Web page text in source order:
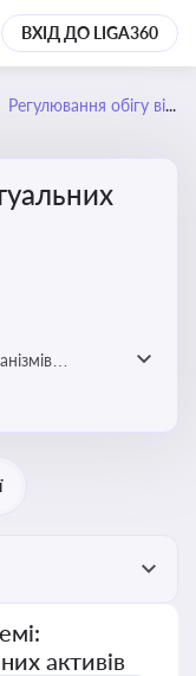
ВХІД ДО LIGA360
Регулювання обігу віртуальних активів
як
активів